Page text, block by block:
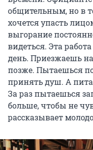
общительным, но в
хочется упасть
выгорание
видеться. Эта
день. Приезжаешь
позже. Пытаешься
принять душ. А
За раз пытаешься
больше, чтобы не
рассказывает